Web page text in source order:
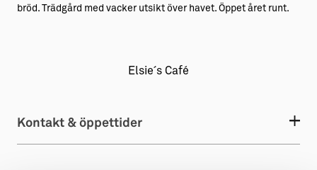
→ Tonårsliv
bröd. Trädgård med vacker utsikt över havet. Öppet året runt.
Elsie´s Café
Kontakt & öppettider